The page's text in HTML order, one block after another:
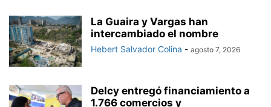
La Guaira y Vargas han
intercambiado el nombre
Hebert Salvador Colina - agosto 7, 2026
Delcy entregó financiamiento a
1.766 comercios y